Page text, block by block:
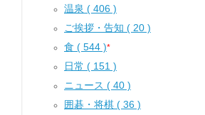
温泉 ( 406 )
ご挨拶・告知 ( 20 )
食 ( 544 )*
日常 ( 151 )
ニュース ( 40 )
囲碁・将棋 ( 36 )